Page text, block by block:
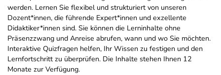
werden. Lernen Sie flexibel und strukturiert von unseren
Dozent*innen, die führende Expert*innen und exzellente
Didaktiker*innen sind. Sie können die Lerninhalte ohne
Präsenzzwang und Anreise abrufen, wann und wo Sie möchten.
Interaktive Quizfragen helfen, Ihr Wissen zu festigen und den
Lernfortschritt zu überprüfen. Die Inhalte stehen Ihnen 12
Monate zur Verfügung.